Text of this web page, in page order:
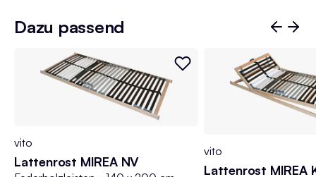
Dazu passend
vito
Lattenrost MIREA NV
vito
Lattenrost MIREA